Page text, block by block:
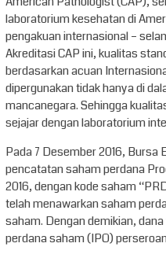
laboratorium kesehatan di
pengakuan internasional –
Akreditasi CAP ini, kualitas
berdasarkan acuan
dipergunakan tidak hanya di
mancanegara. Sehingga
sejajar dengan laboratorium
Pada 7 Desember 2016,
pencatatan saham perdana
2016, dengan kode saham
telah menawarkan saham
saham. Dengan demikian,
perdana saham (IPO)